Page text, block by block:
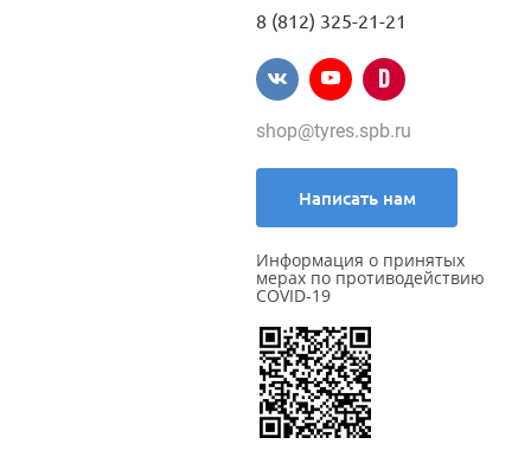
8 (812) 325-21-21
shop@tyres.spb.ru
Написать нам
Информация о принятых
мерах по противодействию
COVID-19